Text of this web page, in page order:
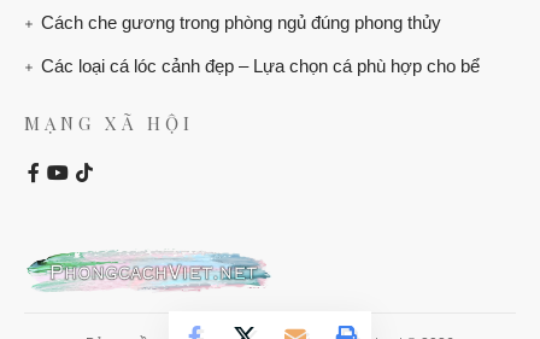
Cách che gương trong phòng ngủ đúng phong thủy
Các loại cá lóc cảnh đẹp – Lựa chọn cá phù hợp cho bể
MẠNG XÃ HỘI